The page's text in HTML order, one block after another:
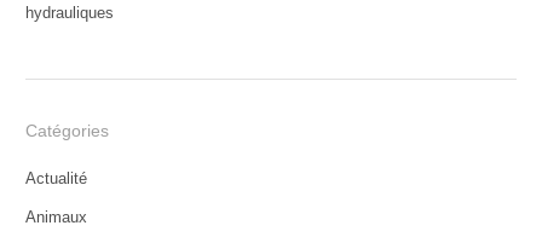
hydrauliques
Catégories
Actualité
Animaux